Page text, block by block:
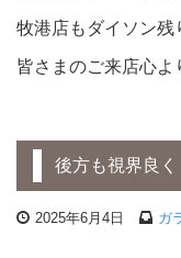
牧港店もダイソン残
皆さまのご来店心
後方も視界良く
2025年6月4日 ガ